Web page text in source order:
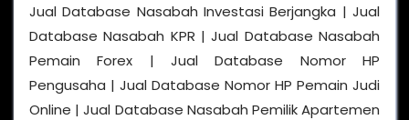
Jual Database Nasabah Investasi Berjangka | Jual
Database Nasabah KPR | Jual Database Nasabah
Pemain Forex | Jual Database Nomor HP
Pengusaha | Jual Database Nomor HP Pemain Judi
Online | Jual Database Nasabah Pemilik Apartemen